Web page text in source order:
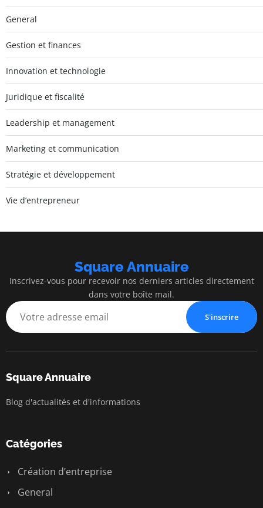
General
Gestion et finances
Innovation et technologie
Juridique et fiscalité
Leadership et management
Marketing et communication
Stratégie et développement
Vie d’entrepreneur
Square Annuaire
Inscrivez-vous pour recevoir nos derniers articles directement
dans votre boîte mail.
S'inscrire
Square Annuaire
Blog d'actualités et d'informations
Catégories
Création d’entreprise
General